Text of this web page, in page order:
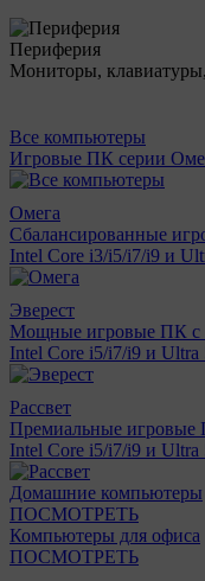
Периферия
Мониторы,
Все компьютеры
Игровые ПК серии
Омега
Сбалансированные
Intel Core i3/i5/i7/i9 и
Эверест
Мощные игровые ПК с
Intel Core i5/i7/i9 и
Рассвет
Премиальные игровые
Intel Core i5/i7/i9 и
Домашние компьютеры
ПОСМОТРЕТЬ
Компьютеры для офиса
ПОСМОТРЕТЬ